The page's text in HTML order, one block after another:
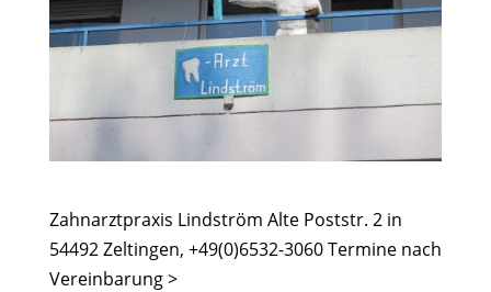
Zahnarztpraxis Lindström Alte Poststr. 2 in
54492 Zeltingen, +49(0)6532-3060 Termine nach
Vereinbarung >